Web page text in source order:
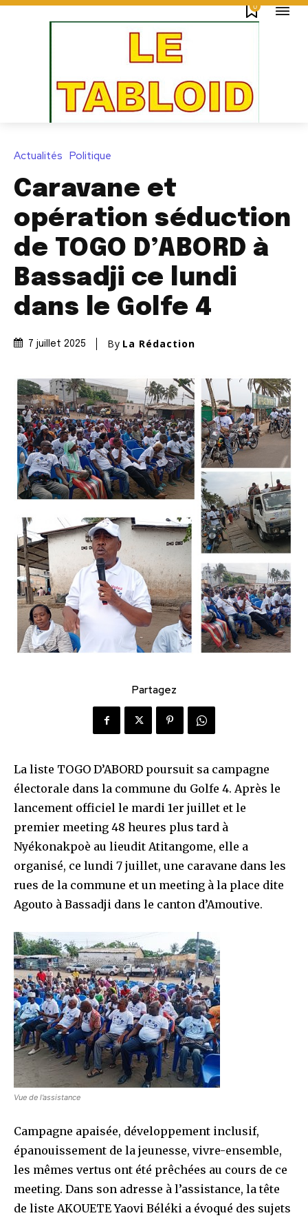
0
Actualités Politique
Caravane et
opération séduction
de TOGO D’ABORD à
Bassadji ce lundi
dans le Golfe 4
7 juillet 2025 By La Rédaction
Partagez
La liste TOGO D’ABORD poursuit sa campagne
électorale dans la commune du Golfe 4. Après le
lancement officiel le mardi 1er juillet et le
premier meeting 48 heures plus tard à
Nyékonakpoè au lieudit Atitangome, elle a
organisé, ce lundi 7 juillet, une caravane dans les
rues de la commune et un meeting à la place dite
Agouto à Bassadji dans le canton d’Amoutive.
Vue de l’assistance
Campagne apaisée, développement inclusif,
épanouissement de la jeunesse, vivre-ensemble,
les mêmes vertus ont été prêchées au cours de ce
meeting. Dans son adresse à l’assistance, la tête
de liste AKOUETE Yaovi Béléki a évoqué des sujets